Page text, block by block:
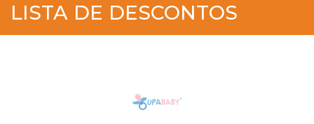
LISTA DE DESCONTOS